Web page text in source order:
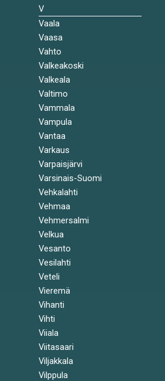
V
Vaala
Vaasa
Vahto
Valkeakoski
Valkeala
Valtimo
Vammala
Vampula
Vantaa
Varkaus
Varpaisjärvi
Varsinais-Suomi
Vehkalahti
Vehmaa
Vehmersalmi
Velkua
Vesanto
Vesilahti
Veteli
Vieremä
Vihanti
Vihti
Viiala
Viitasaari
Viljakkala
Vilppula